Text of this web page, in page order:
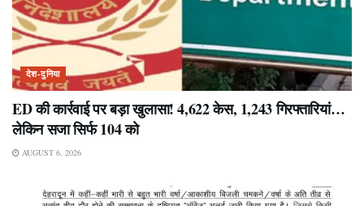
देश-दुनिया
ED की कार्रवाई पर बड़ा खुलासा! 4,622 केस, 1,243 गिरफ्तारियां…
लेकिन सजा सिर्फ 104 को
AUGUST 6, 2026